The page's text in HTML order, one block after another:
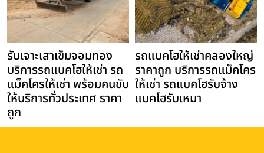
รับเจาะเสาเข็มจอมทอง
บริการรถแบคโฮให้เช่า รถ
แม็คโครให้เช่า พร้อมคนขับ
ให้บริการทั่วประเทศ ราคา
ถูก
รถแบคโฮให้เช่าคลองใหญ่
ราคาถูก บริการรถแม็คโคร
ให้เช่า รถแบคโฮรับจ้าง
แบคโฮรับเหมา